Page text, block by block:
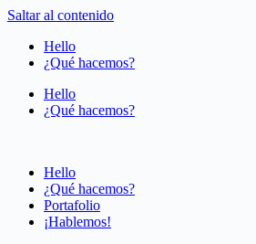
Saltar al contenido
Hello
¿Qué hacemos?
Hello
¿Qué hacemos?
Hello
¿Qué hacemos?
Portafolio
¡Hablemos!